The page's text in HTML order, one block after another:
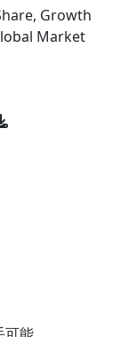
Growth
Market